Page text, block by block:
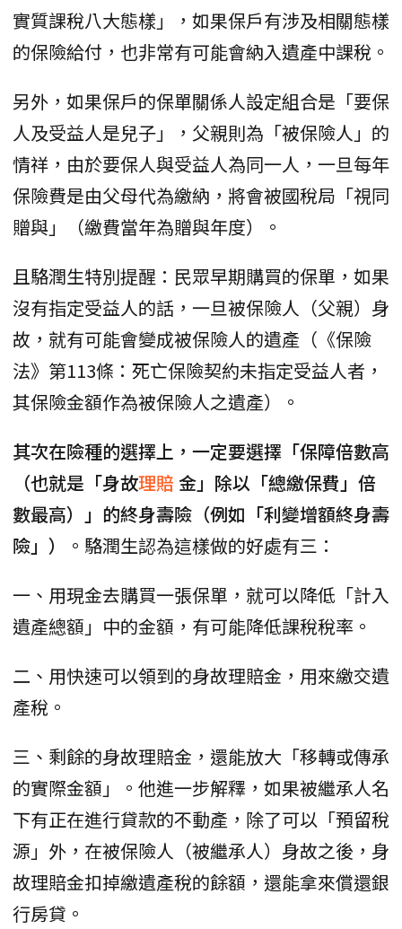
實質課稅八大態樣」，如果保戶有涉及相關態樣
的保險給付，也非常有可能會納入遺產中課稅。
另外，如果保戶的保單關係人設定組合是「要保
人及受益人是兒子」，父親則為「被保險人」的
情祥，由於要保人與受益人為同一人，一旦每年
保險費是由父母代為繳納，將會被國稅局「視同
贈與」（繳費當年為贈與年度）。
且駱潤生特別提醒：民眾早期購買的保單，如果
沒有指定受益人的話，一旦被保險人（父親）身
故，就有可能會變成被保險人的遺產（《保險
法》第113條：死亡保險契約未指定受益人者，
其保險金額作為被保險人之遺產）。
其次在險種的選擇上，一定要選擇「保障倍數高
（也就是「身故理賠 金」除以「總繳保費」倍
數最高）」的終身壽險（例如「利變增額終身壽
險」）
。駱潤生認為這樣做的好處有三：
一、用現金去購買一張保單，就可以降低「計入
遺產總額」中的金額，有可能降低課稅稅率。
二、用快速可以領到的身故理賠金，用來繳交遺
產稅。
三、剩餘的身故理賠金，還能放大「移轉或傳承
的實際金額」。他進一步解釋，如果被繼承人名
下有正在進行貸款的不動產，除了可以「預留稅
源」外，在被保險人（被繼承人）身故之後，身
故理賠金扣掉繳遺產稅的餘額，還能拿來償還銀
行房貸。